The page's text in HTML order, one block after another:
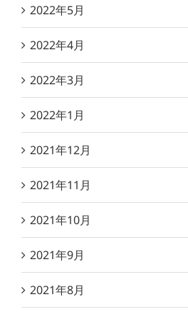
2022年5月
2022年4月
2022年3月
2022年1月
2021年12月
2021年11月
2021年10月
2021年9月
2021年8月